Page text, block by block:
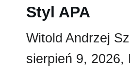
Styl APA
Witold Andrzej
sierpień 9, 2026,